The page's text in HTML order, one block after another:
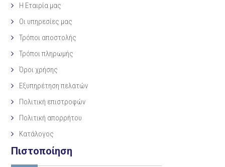
Η Eταιρία μας
Οι υπηρεσίες μας
Τρόποι αποστολής
Τρόποι πληρωμής
Όροι χρήσης
Εξυπηρέτηση πελατών
Πολιτική επιστροφών
Πολιτική απορρήτου
Κατάλογος
Πιστοποίηση